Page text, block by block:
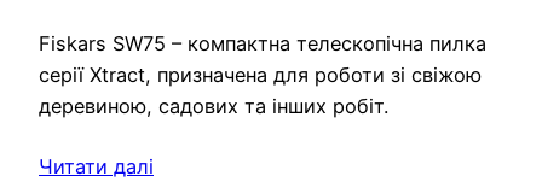
Fiskars SW75 – компактна телескопічна пилка
серії Xtract, призначена для роботи зі свіжою
деревиною, садових та інших робіт.
Читати далі